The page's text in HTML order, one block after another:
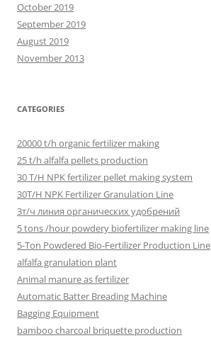
October 2019
September 2019
August 2019
November 2013
CATEGORIES
20000 t/h organic fertilizer making
25 t/h alfalfa pellets production
30 T/H NPK fertilizer pellet making system
30T/H NPK Fertilizer Granulation Line
3т/ч линия органических удобрений
5 tons /hour powdery biofertilizer making line
5-Ton Powdered Bio-Fertilizer Production Line
alfalfa granulation plant
Animal manure as fertilizer
Automatic Batter Breading Machine
Bagging Equipment
bamboo charcoal briquette production